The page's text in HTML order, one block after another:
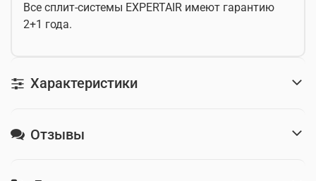
Все сплит-системы EXPERTAIR имеют гарантию
2+1 года.
Характеристики
Отзывы